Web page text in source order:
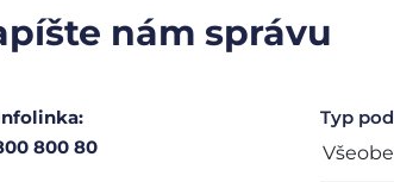
nám správu
800 80
Typ